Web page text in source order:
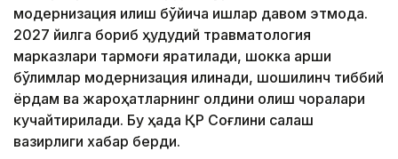
модернизация қилиш бўйича ишлар давом этмоқда.
2027 йилга бориб ҳудудий травматология
марказлари тармоғи яратилади, шокка қарши
бўлимлар модернизация қилинади, шошилинч тиббий
ёрдам ва жароҳатларнинг олдини олиш чоралари
кучайтирилади. Бу ҳақда ҚР Соғлиқни сақлаш
вазирлиги хабар берди.